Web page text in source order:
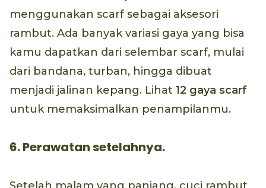
menggunakan scarf sebagai aksesori
rambut. Ada banyak variasi gaya yang bisa
kamu dapatkan dari selembar scarf, mulai
dari bandana, turban, hingga dibuat
menjadi jalinan kepang. Lihat 12 gaya scarf
untuk memaksimalkan penampilanmu.
6. Perawatan setelahnya.